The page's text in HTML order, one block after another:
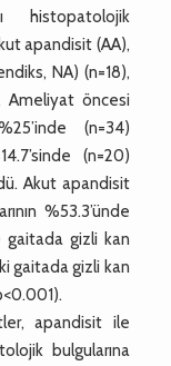
histopatolojik
apandisit (AA),
NA) (n=18),
Ameliyat öncesi
(n=34)
(n=20)
Akut apandisit
%53.3’ünde
gaitada gizli kan
gaitada gizli kan
apandisit ile
bulgularına